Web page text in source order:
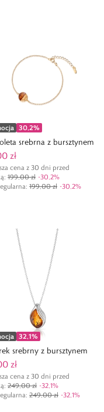
30,2%
srebrna z bursztynem
zł
cena z 30 dni przed
199,00 zł -30,2%
: 199,00 zł -30,2%
32,1%
srebrny z bursztynem
zł
cena z 30 dni przed
249,00 zł -32,1%
: 249,00 zł -32,1%